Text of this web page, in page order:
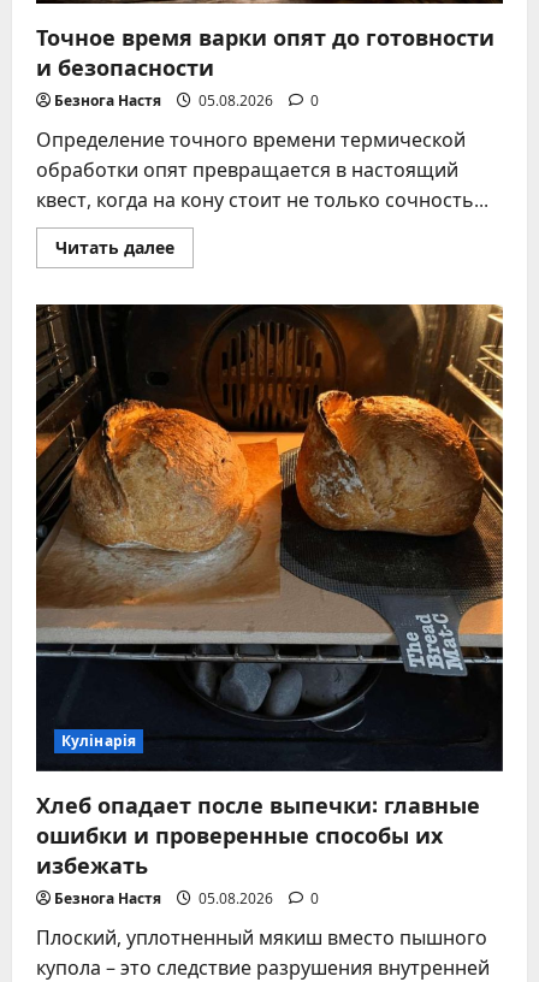
Точное время варки опят до готовности
и безопасности
Безнога Настя 05.08.2026 0
Определение точного времени термической
обработки опят превращается в настоящий
квест, когда на кону стоит не только сочность...
Читать далееПрочитать
больше
время
варки
опят
готовности
безопасности
Кулінарія
Хлеб опадает после выпечки: главные
ошибки и проверенные способы их
избежать
Безнога Настя 05.08.2026 0
Плоский, уплотненный мякиш вместо пышного
купола – это следствие разрушения внутренней